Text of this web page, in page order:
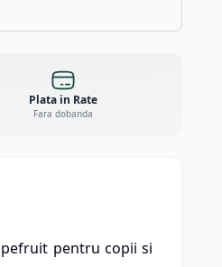
Plata in Rate
Fara dobanda
pentru copii si